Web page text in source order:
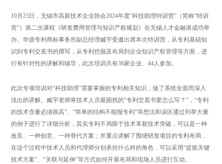
10月23日，无锡市高新技术企业协会2024年度“科技助理特训营”（简称“特训
营”）第二次课程《研发费用管理与知识产权规划》在无锡人才金融港成功举
办。华源专利商标事务所副总经理臧宇受邀出席本次特训营，从专利基础知
识到专利交底书的撰写，从专利挖掘及布局到企业知识产权管理等方面，进
行有针对性的讲解和辅导，此次培训共有36家企业、44人参加。
此次专项培训对“科技助理”需要掌握的专利相关知识，做了系统全面而深入
浅出的讲解。臧宇老师将技术人员最困扰的“专利交底书要怎么写？”，“专利
的技术含量必须很高”、“简单的结构不能报专利“等想法和误区通过列举大量
的例子进行了详细分析，其实专利不局限于技术革新技术突破，可以是一种
改良、一种创意、一种替代方案；并重点讲解了围绕研发项目的专利布局 ，
在这个过程中技术人员和代理师分别承担什么样的角色，可以采用“提炼关键
技术方案”、“关联与延伸”等方式如何开展布局和现场人员进行互动。